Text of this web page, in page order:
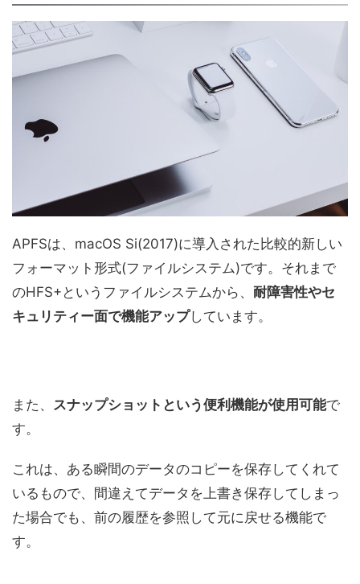
APFSは、macOS Si(2017)に導入された比較的新しい
フォーマット形式(ファイルシステム)です。それまで
のHFS+というファイルシステムから、 耐障害性やセ
キュリティー面で機能アップしています。
また、 スナップショットという便利機能が使用可能で
す。
これは、ある瞬間のデータのコピーを保存してくれて
いるもので、間違えてデータを上書き保存してしまっ
た場合でも、前の履歴を参照して元に戻せる機能で
す。